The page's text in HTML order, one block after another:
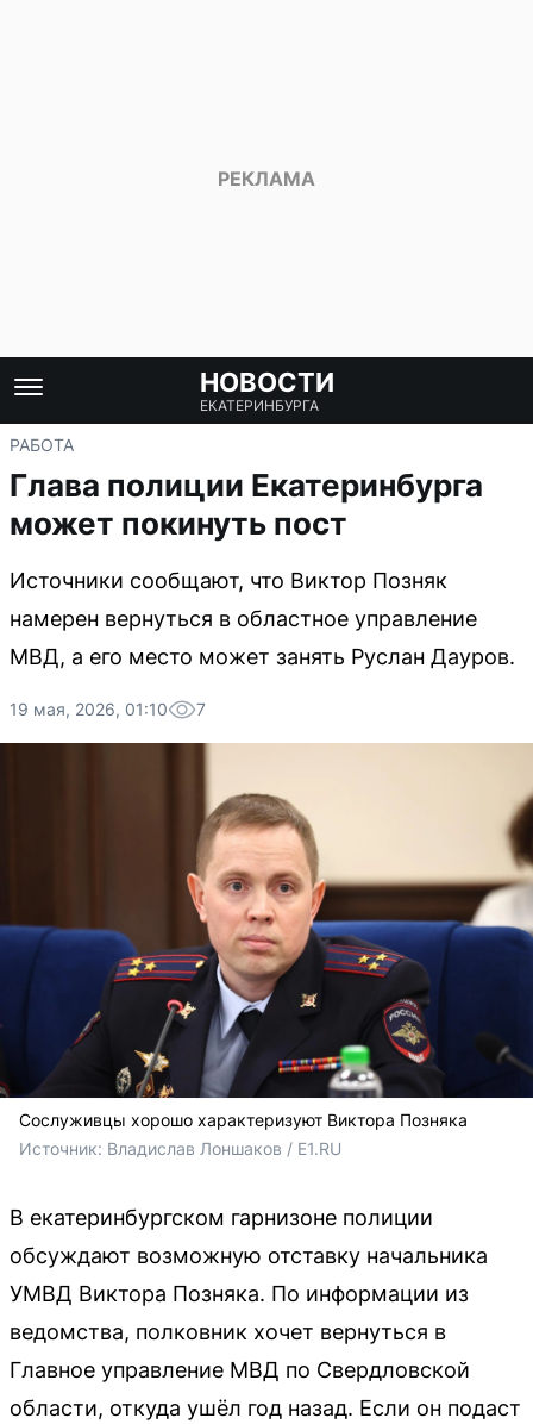
НОВОСТИ
ЕКАТЕРИНБУРГА
РАБОТА
Глава полиции Екатеринбурга
может покинуть пост
Источники сообщают, что Виктор Позняк
намерен вернуться в областное управление
МВД, а его место может занять Руслан Дауров.
19 мая, 2026, 01:10 7
Сослуживцы хорошо характеризуют Виктора Позняка
Источник: Владислав Лоншаков / E1.RU
В екатеринбургском гарнизоне полиции
обсуждают возможную отставку начальника
УМВД Виктора Позняка. По информации из
ведомства, полковник хочет вернуться в
Главное управление МВД по Свердловской
области, откуда ушёл год назад. Если он подаст